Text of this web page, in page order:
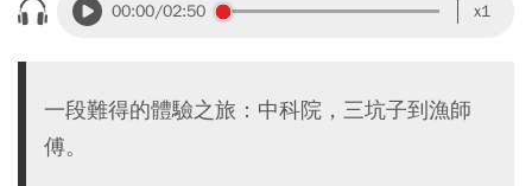
00:00/02:50 x1
一段難得的體驗之旅：中科院，三坑子到漁師
傅。